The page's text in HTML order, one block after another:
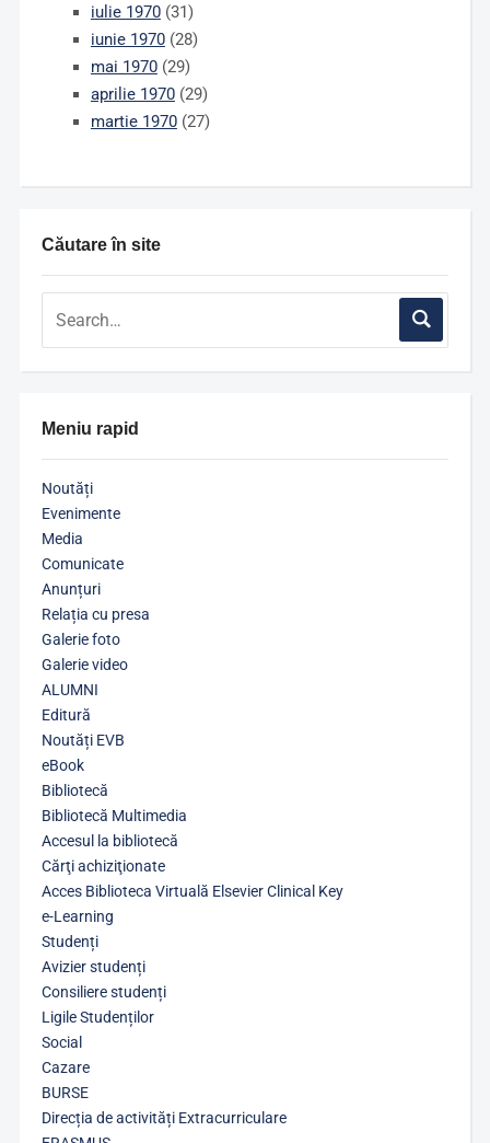
Căutare în site
Meniu rapid
Noutăți
Evenimente
Media
Comunicate
Anunțuri
Relația cu presa
Galerie foto
Galerie video
ALUMNI
Editură
Noutăți EVB
eBook
Bibliotecă
Bibliotecă Multimedia
Accesul la bibliotecă
Cărţi achiziţionate
Acces Biblioteca Virtuală Elsevier Clinical Key
e-Learning
Studenți
Avizier studenți
Consiliere studenți
Ligile Studenților
Social
Cazare
BURSE
Direcția de activități Extracurriculare
iulie 1970(31)
iunie 1970(28)
mai 1970(29)
aprilie 1970(29)
martie 1970(27)